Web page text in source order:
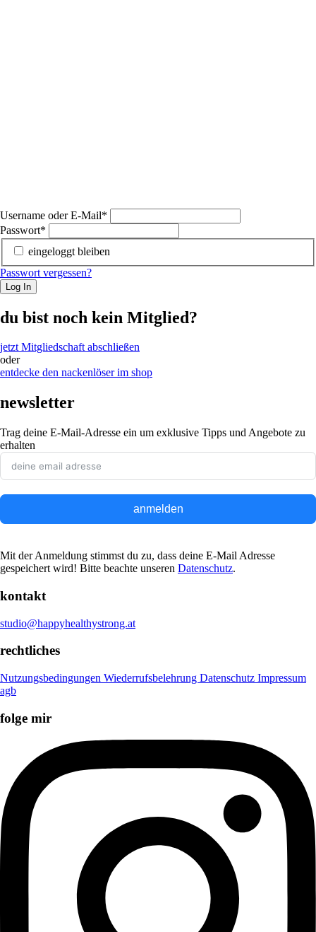
Username oder E-Mail*
Passwort*
eingeloggt bleiben
Passwort vergessen?
Log In
du bist noch kein Mitglied?
jetzt Mitgliedschaft abschließen
oder
entdecke den nackenlöser im shop
newsletter
Trag deine E-Mail-Adresse ein um exklusive Tipps und Angebote zu
erhalten
anmelden
Mit der Anmeldung stimmst du zu, dass deine E-Mail Adresse
gespeichert wird! Bitte beachte unseren Datenschutz.
kontakt
studio@happyhealthystrong.at
rechtliches
Nutzungsbedingungen Wiederrufsbelehrung Datenschutz Impressum
agb
folge mir